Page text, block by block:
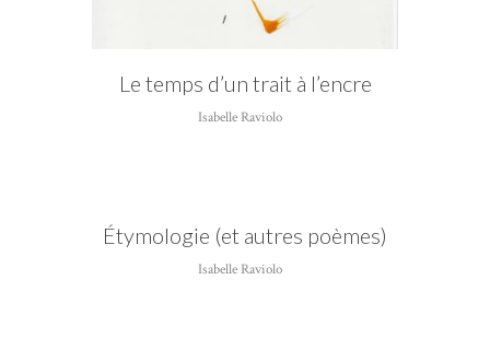
Le temps d’un trait à l’encre
Isabelle Raviolo
Étymologie (et autres poèmes)
Isabelle Raviolo